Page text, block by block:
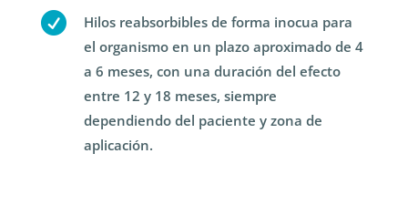

Hilos reabsorbibles de forma inocua para
el organismo en un plazo aproximado de 4
a 6 meses, con una duración del efecto
entre 12 y 18 meses, siempre
dependiendo del paciente y zona de
aplicación.